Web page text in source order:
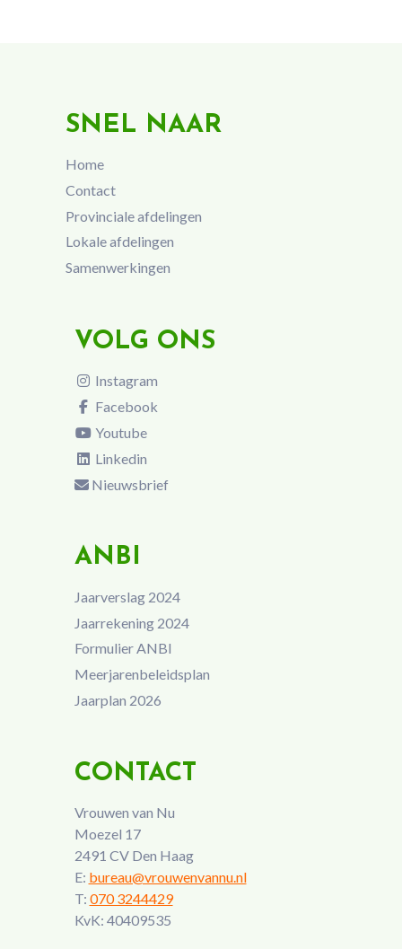
SNEL NAAR
Home
Contact
Provinciale afdelingen
Lokale afdelingen
Samenwerkingen
VOLG ONS
Instagram
Facebook
Youtube
Linkedin
Nieuwsbrief
ANBI
Jaarverslag 2024
Jaarrekening 2024
Formulier ANBI
Meerjarenbeleidsplan
Jaarplan 2026
CONTACT
Vrouwen van Nu
Moezel 17
2491 CV Den Haag
E: bureau@vrouwenvannu.nl
T: 070 3244429
KvK: 40409535